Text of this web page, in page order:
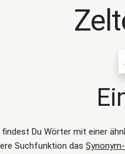
findest Du Wörter mit einer
Suchfunktion das